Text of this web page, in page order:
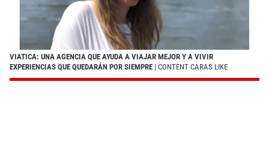
VIATICA: UNA AGENCIA QUE AYUDA A VIAJAR MEJOR Y A VIVIR
EXPERIENCIAS QUE QUEDARÁN POR SIEMPRE | CONTENT CARAS LIKE